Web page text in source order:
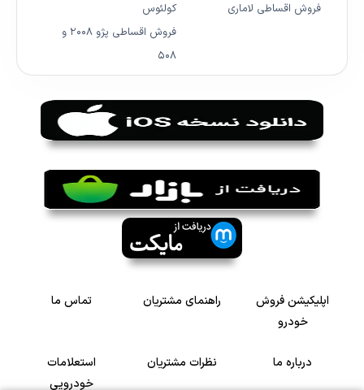
فروش اقساطی لاماری
کولئوس
فروش اقساطی پژو ۲۰۰۸ و
۵۰۸
اپلیکیشن فروش
خودرو
راهنمای مشتریان تماس ما
درباره ما نظرات مشتریان
استعلامات
خودرویی